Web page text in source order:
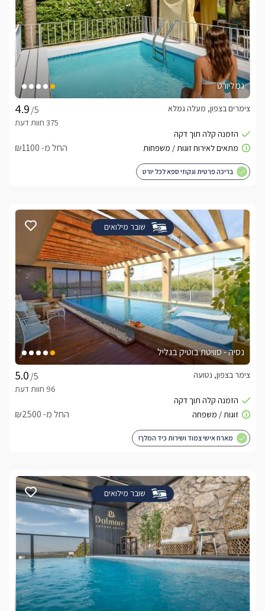
גמליורט
/5
צימרים בצפון, מעלה גמלא
החל מ- ₪1100
בריכה פרטית וגקוזי ספא לכל יורט
שובר מילואים
נסיה - סוויטת בוטיק בגליל
/5
צימר בצפון, נטועה
החל מ- ₪2500
מארח אישי צמוד ושירות כיד המלך!
שובר מילואים